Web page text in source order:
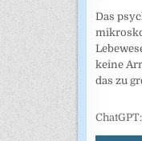
Das
keine
das zu